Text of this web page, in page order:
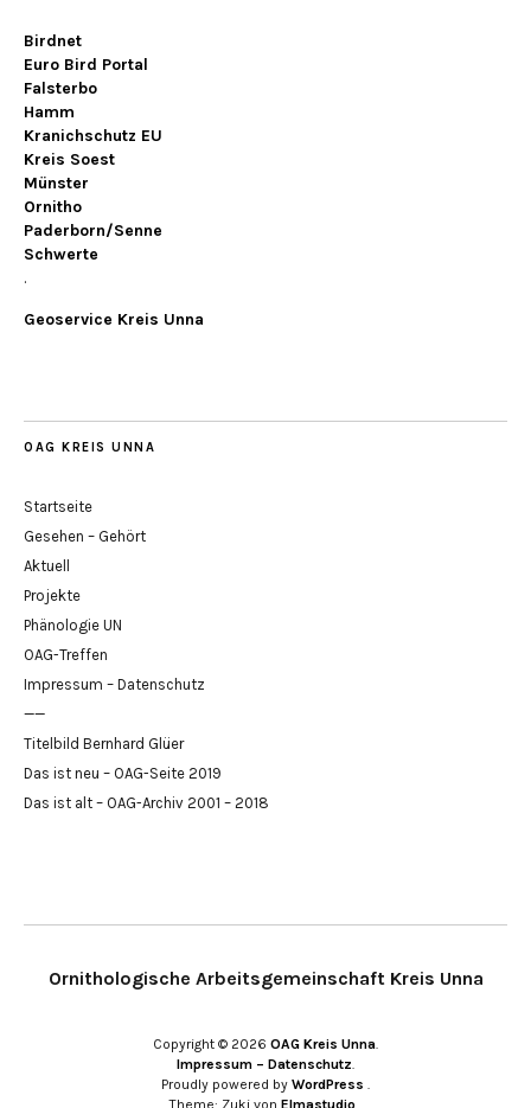
Birdnet
Euro Bird Portal
Falsterbo
Hamm
Kranichschutz EU
Kreis Soest
Münster
Ornitho
Paderborn/Senne
Schwerte
.
Geoservice Kreis Unna
OAG KREIS UNNA
Startseite
Gesehen – Gehört
Aktuell
Projekte
Phänologie UN
OAG-Treffen
Impressum – Datenschutz
——
Titelbild Bernhard Glüer
Das ist neu – OAG-Seite 2019
Das ist alt – OAG-Archiv 2001 – 2018
Ornithologische Arbeitsgemeinschaft Kreis Unna
Copyright © 2026 OAG Kreis Unna
Impressum – Datenschutz
Proudly powered by WordPress
Theme: Zuki von Elmastudio